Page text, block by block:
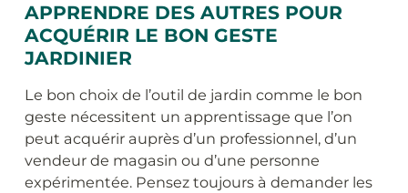
APPRENDRE DES AUTRES POUR
ACQUÉRIR LE BON GESTE
JARDINIER
Le bon choix de l’outil de jardin comme le bon
geste nécessitent un apprentissage que l’on
peut acquérir auprès d’un professionnel, d’un
vendeur de magasin ou d’une personne
expérimentée. Pensez toujours à demander les